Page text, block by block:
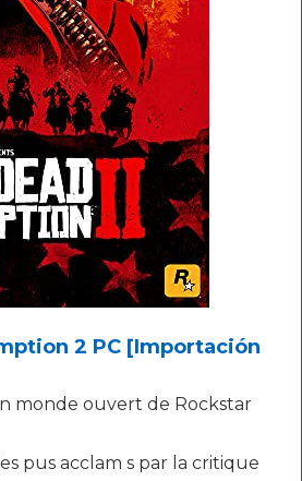
2 PC [Importación
monde ouvert de Rockstar
pus acclam s par la critique